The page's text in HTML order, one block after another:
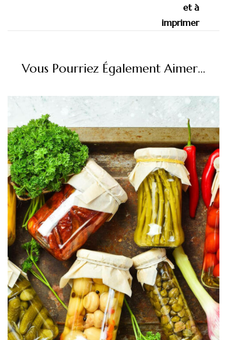
Vous Pourriez Également Aimer...